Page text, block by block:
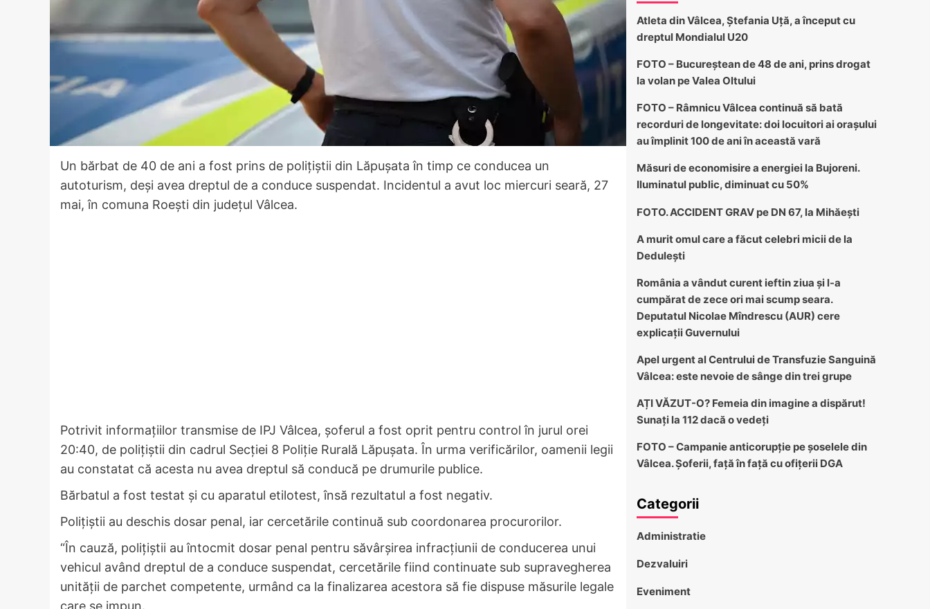
Un bărbat de 40 de ani a fost prins de polițiștii din Lăpușata în timp ce conducea un
autoturism, deși avea dreptul de a conduce suspendat. Incidentul a avut loc miercuri seară, 27
mai, în comuna Roești din județul Vâlcea.
Potrivit informațiilor transmise de IPJ Vâlcea, șoferul a fost oprit pentru control în jurul orei
20:40, de polițiștii din cadrul Secției 8 Poliție Rurală Lăpușata. În urma verificărilor, oamenii legii
au constatat că acesta nu avea dreptul să conducă pe drumurile publice.
Bărbatul a fost testat și cu aparatul etilotest, însă rezultatul a fost negativ.
Polițiștii au deschis dosar penal, iar cercetările continuă sub coordonarea procurorilor.
“În cauză, polițiștii au întocmit dosar penal pentru săvârșirea infracțiunii de conducerea unui
vehicul având dreptul de a conduce suspendat, cercetările fiind continuate sub supravegherea
unității de parchet competente, urmând ca la finalizarea acestora să fie dispuse măsurile legale
care se impun.
Atleta din Vâlcea, Ștefania Uță, a început cu
dreptul Mondialul U20
FOTO – Bucureștean de 48 de ani, prins drogat
la volan pe Valea Oltului
FOTO – Râmnicu Vâlcea continuă să bată
recorduri de longevitate: doi locuitori ai orașului
au împlinit 100 de ani în această vară
Măsuri de economisire a energiei la Bujoreni.
Iluminatul public, diminuat cu 50%
FOTO. ACCIDENT GRAV pe DN 67, la Mihăești
A murit omul care a făcut celebri micii de la
Dedulești
România a vândut curent ieftin ziua și l-a
cumpărat de zece ori mai scump seara.
Deputatul Nicolae Mîndrescu (AUR) cere
explicații Guvernului
Apel urgent al Centrului de Transfuzie Sanguină
Vâlcea: este nevoie de sânge din trei grupe
AȚI VĂZUT-O? Femeia din imagine a dispărut!
Sunați la 112 dacă o vedeți
FOTO – Campanie anticorupție pe șoselele din
Vâlcea. Șoferii, față în față cu ofițerii DGA
Categorii
Administratie
Dezvaluiri
Eveniment